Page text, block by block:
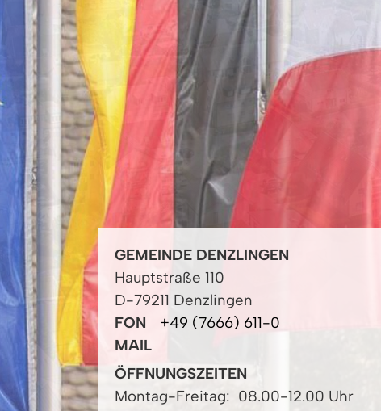
GEMEINDE DENZLINGEN
Hauptstraße 110
D-79211 Denzlingen
FON
+49 (7666) 611-0
MAIL
ÖFFNUNGSZEITEN
Montag-Freitag: 08.00-12.00 Uhr